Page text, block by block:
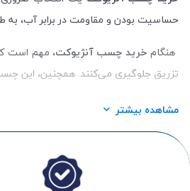
حساسیت بودن و مقاومت در برابر آب، به
هنگام خرید چسب آنژیوکت، مهم است
تزریق جلوگیری می‌کنند. همچنین، این
خرید چسب آنژیوکت
چسب شفاف آنژیوکت به ویژه برای
خرید چسب آنژیوکتبا کیفیت،
درمان‌های وریدی و کاهش عوارض جانبی دارد
مشاهده بیشتر